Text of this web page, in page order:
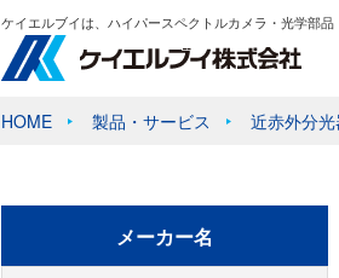
ケイエルブイは、ハイパースペクトルカメラ・光学部
HOME 製品・サービス 近赤外分光
メーカー名